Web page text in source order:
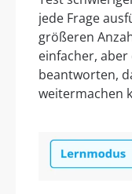
jede Frage
größeren
einfacher,
beantworten,
weitermachen